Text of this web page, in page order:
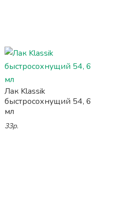
Лак Klassik
быстросохнущий 54, 6
мл
33р.